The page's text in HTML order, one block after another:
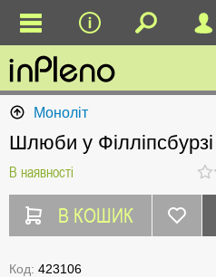
Моноліт
Шлюби у Філліпсбурзі
В наявності
В КОШИК
Код: 423106